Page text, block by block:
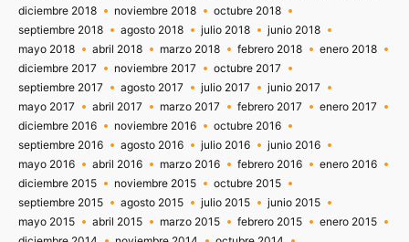
diciembre 2018
noviembre 2018
octubre 2018
septiembre 2018
agosto 2018 julio 2018
junio 2018
mayo 2018
abril 2018 marzo 2018 febrero 2018
enero 2018
diciembre 2017
noviembre 2017
octubre 2017
septiembre 2017
agosto 2017 julio 2017
junio 2017
mayo 2017
abril 2017 marzo 2017 febrero 2017
enero 2017
diciembre 2016
noviembre 2016
octubre 2016
septiembre 2016
agosto 2016 julio 2016
junio 2016
mayo 2016
abril 2016 marzo 2016 febrero 2016
enero 2016
diciembre 2015
noviembre 2015
octubre 2015
septiembre 2015
agosto 2015 julio 2015
junio 2015
mayo 2015
abril 2015 marzo 2015 febrero 2015
enero 2015